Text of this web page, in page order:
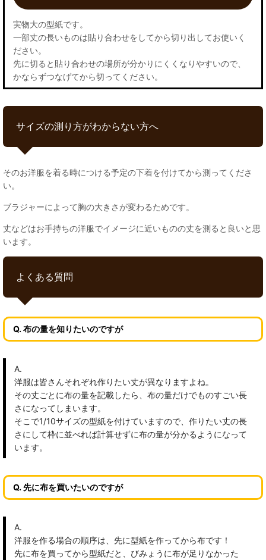
実物大の型紙です。
一部丈の長いものは貼り合わせをしてから切り出してお使いく
ださい。
先に切ると貼り合わせの場所が分かりにくくなりやすいので、
かならずつなげてから切ってください。
サイズの測り方がわからない方へ
そのお洋服を着る時につける予定の下着を付けてから測ってくださ
い。
ブラジャーによって胸の大きさが変わるためです。
丈などはお手持ちの洋服でイメージに近いものの丈を測ると良いと思
います。
よくある質問
Q. 布の量を知りたいのですが
A.
洋服は皆さんそれぞれ作りたい丈が異なりますよね。
その丈ごとに布の量を記載したら、布の量だけでものすごい長
さになってしまいます。
そこで1/10サイズの型紙を付けていますので、作りたい丈の長
さにして枠に並べれば計算せずに布の量が分かるようになって
います。
Q. 先に布を買いたいのですが
A.
洋服を作る場合の順序は、先に型紙を作ってから布です！
先に布を買ってから型紙だと、びみょうに布が足りなかった